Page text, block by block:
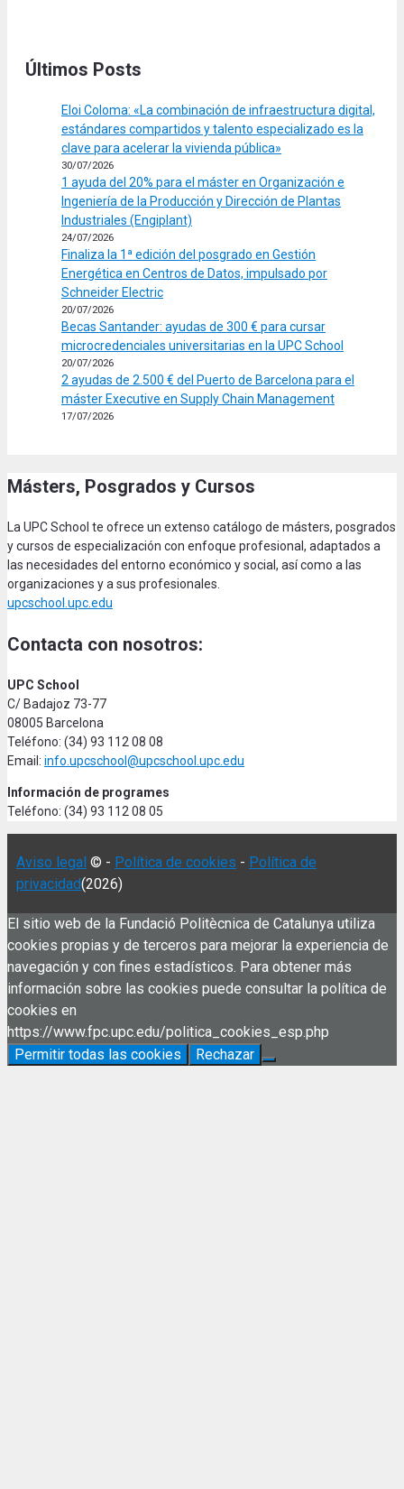
Últimos Posts
Eloi Coloma: «La combinación de infraestructura digital,
estándares compartidos y talento especializado es la
clave para acelerar la vivienda pública»
30/07/2026
1 ayuda del 20% para el máster en Organización e
Ingeniería de la Producción y Dirección de Plantas
Industriales (Engiplant)
24/07/2026
Finaliza la 1ª edición del posgrado en Gestión
Energética en Centros de Datos, impulsado por
Schneider Electric
20/07/2026
Becas Santander: ayudas de 300 € para cursar
microcredenciales universitarias en la UPC School
20/07/2026
2 ayudas de 2.500 € del Puerto de Barcelona para el
máster Executive en Supply Chain Management
17/07/2026
Másters, Posgrados y Cursos
La UPC School te ofrece un extenso catálogo de másters, posgrados
y cursos de especialización con enfoque profesional, adaptados a
las necesidades del entorno económico y social, así como a las
organizaciones y a sus profesionales.
upcschool.upc.edu
Contacta con nosotros:
UPC School
C/ Badajoz 73-77
08005 Barcelona
Teléfono: (34) 93 112 08 08
Email: info.upcschool@upcschool.upc.edu
Información de programes
Teléfono: (34) 93 112 08 05
Aviso legal © - Política de cookies - Política de
privacidad(2026)
El sitio web de la Fundació Politècnica de Catalunya utiliza
cookies propias y de terceros para mejorar la experiencia de
navegación y con fines estadísticos. Para obtener más
información sobre las cookies puede consultar la política de
cookies en
https://www.fpc.upc.edu/politica_cookies_esp.php
Permitir todas las cookies
Rechazar